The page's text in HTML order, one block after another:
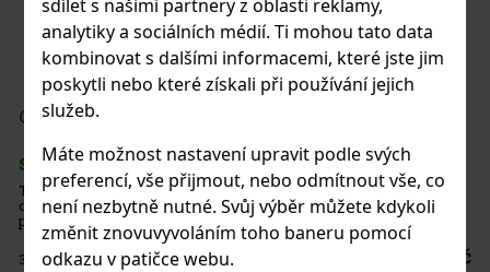
sdílet s našimi partnery z oblasti reklamy,
analytiky a sociálních médií. Ti mohou tato data
kombinovat s dalšími informacemi, které jste jim
poskytli nebo které získali při používání jejich
služeb.
Máte možnost nastavení upravit podle svých
preferencí, vše přijmout, nebo odmítnout vše, co
není nezbytně nutné. Svůj výběr můžete kdykoli
změnit znovuvyvoláním toho baneru pomocí
odkazu v patičce webu.
Toro 1/20
řady Traditional Line -
Sladké, bohaté tóny dosažené
zrajícího Bonao vázacího listu,
Broadleaf a peruánským Pello D’oro.
373 Kč